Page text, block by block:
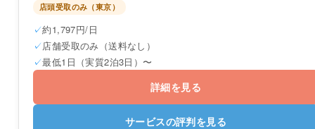
店頭受取のみ（東京）
約1,797円/日
店舗受取のみ（送料なし）
最低1日（実質2泊3日）〜
詳細を見る
サービスの評判を見る